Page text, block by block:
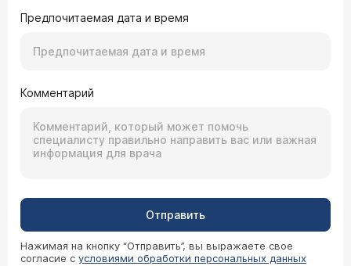
Предпочитаемая дата и время
Комментарий
Отправить
Нажимая на кнопку “Отправить”, вы выражаете свое
согласие с условиями обработки персональных данных